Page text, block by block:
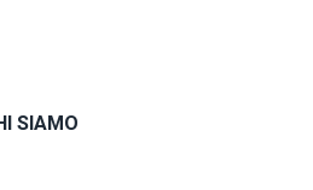
SIAMO